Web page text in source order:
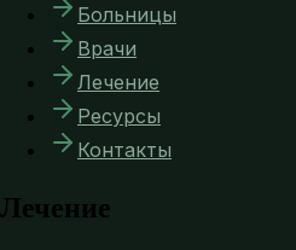
Больницы
Врачи
Лечение
Ресурсы
Контакты
Лечение